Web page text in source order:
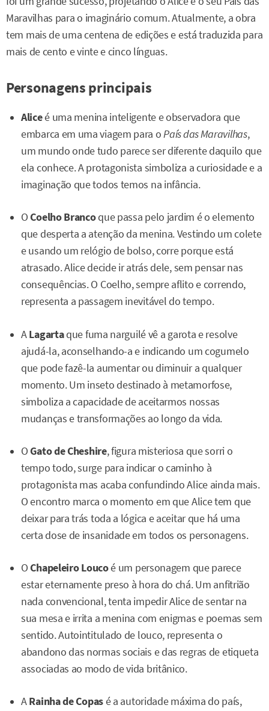
Maravilhas para o imaginário comum. Atualmente, a obra
tem mais de uma centena de edições e está traduzida para
mais de cento e vinte e cinco línguas.
Personagens principais
Aliceé uma menina inteligente e observadora que
embarca em uma viagem para oPaís das Maravilhas,
um mundo onde tudo parece ser diferente daquilo que
ela conhece. A protagonista simboliza a curiosidade e a
imaginação que todos temos na infância.
OCoelho Brancoque passa pelo jardim é o elemento
que desperta a atenção da menina. Vestindo um colete
e usando um relógio de bolso, corre porque está
atrasado. Alice decide ir atrás dele, sem pensar nas
consequências. O Coelho, sempre aflito e correndo,
representa a passagem inevitável do tempo.
ALagartaque fuma narguilé vê a garota e resolve
ajudá-la, aconselhando-a e indicando um cogumelo
que pode fazê-la aumentar ou diminuir a qualquer
momento. Um inseto destinado à metamorfose,
simboliza a capacidade de aceitarmos nossas
mudanças e transformações ao longo da vida.
OGato de Cheshire, figura misteriosa que sorri o
tempo todo, surge para indicar o caminho à
protagonista mas acaba confundindo Alice ainda mais.
O encontro marca o momento em que Alice tem que
deixar para trás toda a lógica e aceitar que há uma
certa dose de insanidade em todos os personagens.
OChapeleiro Loucoé um personagem que parece
estar eternamente preso à hora do chá. Um anfitrião
nada convencional, tenta impedir Alice de sentar na
sua mesa e irrita a menina com enigmas e poemas sem
sentido. Autointitulado de louco, representa o
abandono das normas sociais e das regras de etiqueta
associadas ao modo de vida britânico.
ARainha de Copasé a autoridade máxima do país,